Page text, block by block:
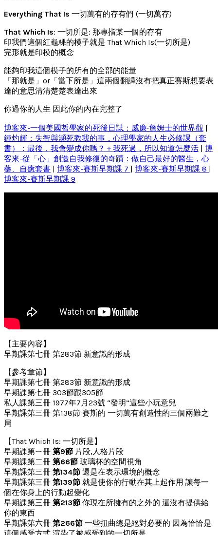
Everything That Is 一切萬有的存有們 (一切萬存)
That Which Is: 一切所是: 那專指某一個的存有
印我們這個紅龜粿的模子就是 That Which Is(一切所是)
完形就是印模的概念
能夠印我這個模子的所有的全部的能量
「那就是」or「當下所是」這兩個翻譯沒有把真正賽斯想要表
達的意思清清楚楚表達出來
你過你的人生 因此你的內在完整了
博客來-一個美國哲學家的死後日誌：威廉‧詹姆士的世界觀 |
鍾灼輝：失智與瀕死教我的事，心理學家的人生必修課（套
書）：最後，我會變成你嗎？＋我死過，所以知道怎麼活 | 博
客來-從「心」創造自我修復的奇蹟：做自己最好的醫生，心
藥、自癒套書 | 博客來-賽斯早期課 7 | 博客來-賽斯早期課 8 |
博客來-賽斯早期課 9
【主要內容】
早期課第七冊 第283節 新意識的形成
【參考章節】
早期課第七冊 第283節 新意識的形成
早期課第七冊 303節跟305節
私人課第三冊 1977年7月23號 “發明”這些小玩意兒
早期課第三冊 第138節 賽斯的 一切萬有創造性的三個兩難之
局
【That Which Is: 一切所是】
早期課第ㄧ冊 第9節 片段,人格片段
早期課第二冊 第66節 玻璃杯的空間視角
早期課第三冊 第134節 還是在表示環境的概念
早期課第三冊 第139節 就是使你的行動在其上起作用 讓每一
個在你身上的行動起變化
早期課第三冊 第213節 你現在所擁有的之外的 還沒有提供給
你的東西
早期課第六冊 第266節 一些扭曲總是絕對必要的 因為恰恰是